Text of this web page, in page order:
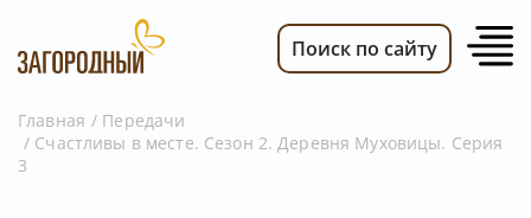
ВИДЕО
Поиск по сайту
Главная
Передачи
Счастливы в месте. Сезон 2. Деревня Муховицы. Серия
3